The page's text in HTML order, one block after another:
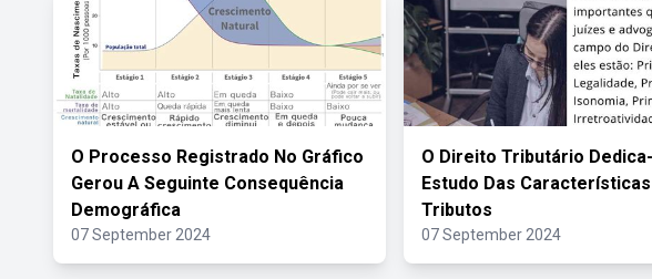
O Processo Registrado No Gráfico
Gerou A Seguinte Consequência
Demográfica
07 September 2024
O Direito Tributário
Estudo Das
Tributos
07 September 2024